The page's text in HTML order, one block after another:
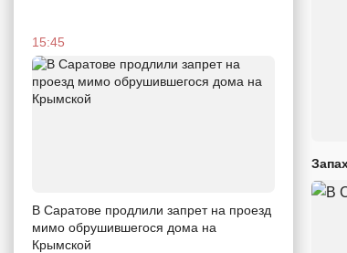
15:45
В Саратове продлили запрет на проезд
мимо обрушившегося дома на
Крымской